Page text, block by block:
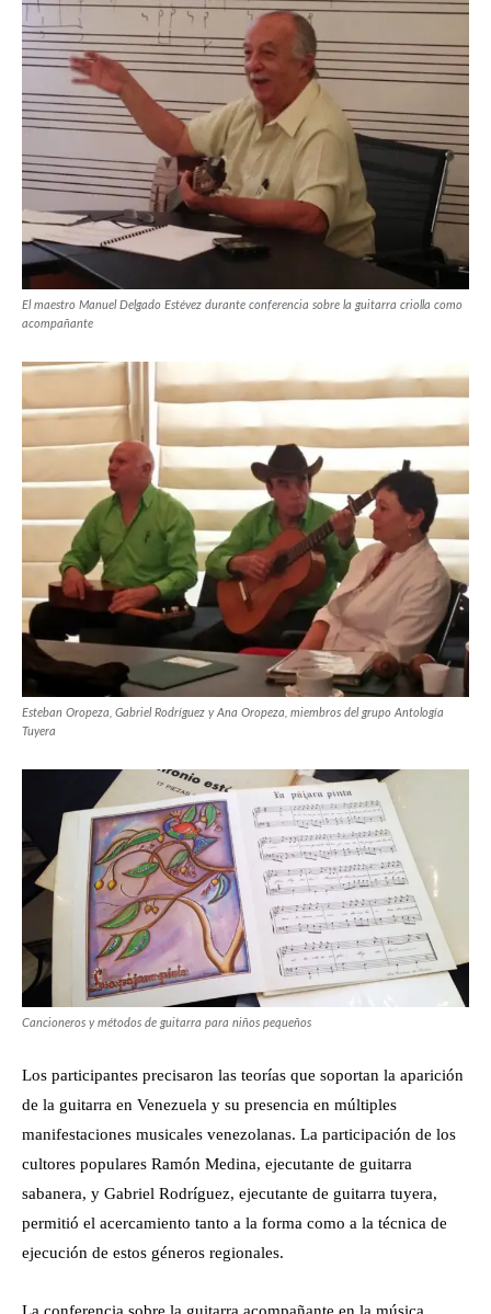
El maestro Manuel Delgado Estévez durante conferencia sobre la guitarra criolla como
acompañante
Esteban Oropeza, Gabriel Rodríguez y Ana Oropeza, miembros del grupo Antología
Tuyera
Cancioneros y métodos de guitarra para niños pequeños
Los participantes precisaron las teorías que soportan la aparición
de la guitarra en Venezuela y su presencia en múltiples
manifestaciones musicales venezolanas. La participación de los
cultores populares Ramón Medina, ejecutante de guitarra
sabanera, y Gabriel Rodríguez, ejecutante de guitarra tuyera,
permitió el acercamiento tanto a la forma como a la técnica de
ejecución de estos géneros regionales.